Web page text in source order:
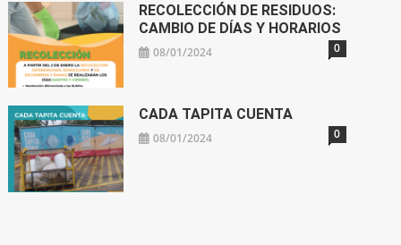
RECOLECCIÓN DE RESIDUOS:
CAMBIO DE DÍAS Y HORARIOS
08/01/2024 0
CADA TAPITA CUENTA
08/01/2024 0